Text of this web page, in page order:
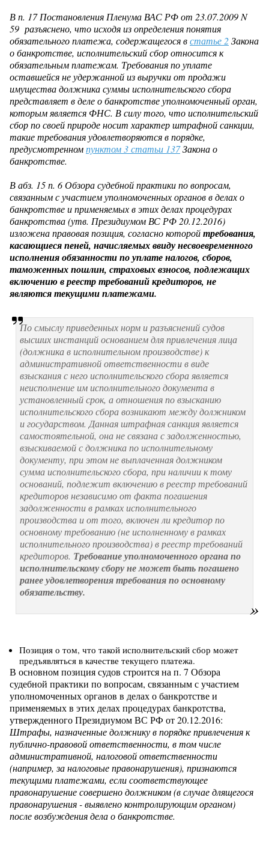
Вп. 17Постановления Пленума ВАС РФ от 23.07.2009 N
59 разъяснено, что исходя из определения понятия
обязательного платежа, содержащегося встатье 2Закона
о банкротстве, исполнительский сбор относится к
обязательным платежам. Требования по уплате
оставшейся не удержанной из выручки от продажи
имущества должника суммы исполнительского сбора
представляет в деле о банкротстве уполномоченный орган,
которым является ФНС. В силу того, что исполнительский
сбор по своей природе носит характер штрафной санкции,
такие требования удовлетворяются в порядке,
предусмотренномпунктом 3 статьи 137Закона о
банкротстве.
Вабз. 15 п. 6Обзора судебной практики по вопросам,
связанным с участием уполномоченных органов в делах о
банкротстве и применяемых в этих делах процедурах
банкротства (утв. Президиумом ВС РФ 20.12.2016)
изложена правовая позиция, согласно которойтребования,
касающиеся пеней, начисляемых ввиду несвоевременного
исполнения обязанности по уплате налогов, сборов,
таможенных пошлин, страховых взносов, подлежащих
включению в реестр требований кредиторов, не
являются текущими платежами.
По смыслу приведенных норм и разъяснений судов
высших инстанций основанием для привлечения лица
(должника в исполнительном производстве) к
административной ответственности в виде
взыскания с него исполнительского сбора является
неисполнение им исполнительного документа в
установленный срок, а отношения по взысканию
исполнительского сбора возникают между должником
и государством. Данная штрафная санкция является
самостоятельной, она не связана с задолженностью,
взыскиваемой с должника по исполнительному
документу, при этом не выплаченная должником
сумма исполнительского сбора, при наличии к тому
оснований, подлежит включению в реестр требований
кредиторов независимо от факта погашения
задолженности в рамках исполнительного
производства и от того, включен ли кредитор по
основному требованию (не исполненному в рамках
исполнительного производства) в реестр требований
кредиторов. Требование уполномоченного органа по
исполнительскому сбору не может быть погашено
ранее удовлетворения требования по основному
обязательству.
Позиция о том, что такой исполнительский сбор может
предъявляться в качестве текущего платежа.
В основном позиция судов строится на п. 7 Обзора
судебной практики по вопросам, связанным с участием
уполномоченных органов в делах о банкротстве и
применяемых в этих делах процедурах банкротства,
утвержденного Президиумом ВС РФ от 20.12.2016:
Штрафы, назначенные должнику в порядке привлечения к
публично-правовой ответственности, в том числе
административной, налоговой ответственности
(например, за налоговые правонарушения), признаются
текущими платежами, если соответствующее
правонарушение совершено должником (в случае длящегося
правонарушения - выявлено контролирующим органом)
после возбуждения дела о банкротстве.